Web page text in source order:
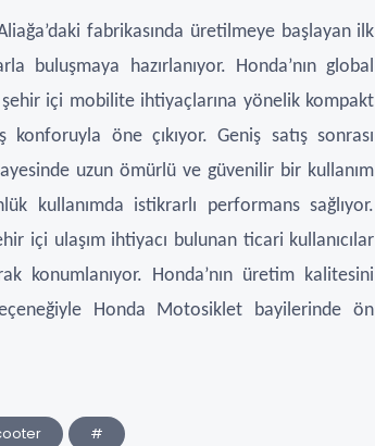
fabrikasında üretilmeye başlayan ilk
buluşmaya hazırlanıyor. Honda’nın global
içi mobilite ihtiyaçlarına yönelik kompakt
konforuyla öne çıkıyor. Geniş satış sonrası
uzun ömürlü ve güvenilir bir kullanım
kullanımda istikrarlı performans sağlıyor.
içi ulaşım ihtiyacı bulunan ticari kullanıcılar
Honda’nın üretim kalitesini
Honda Motosiklet bayilerinde ön
#